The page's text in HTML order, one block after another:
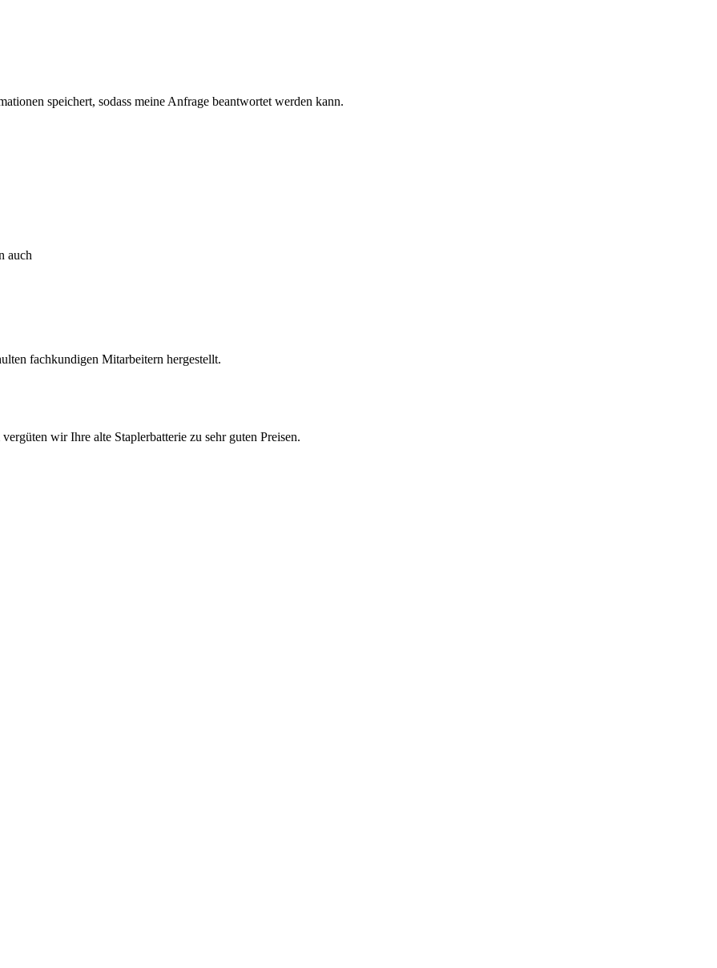
speichert, sodass meine Anfrage beantwortet werden kann.
auch
fachkundigen Mitarbeitern hergestellt.
wir Ihre alte Staplerbatterie zu sehr guten Preisen.